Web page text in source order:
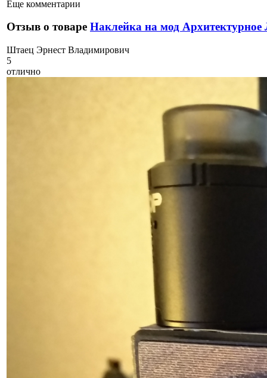
Еще комментарии
Отзыв о товаре Наклейка на мод Архитектурное
Штаец Эрнест Владимирович
5
отлично